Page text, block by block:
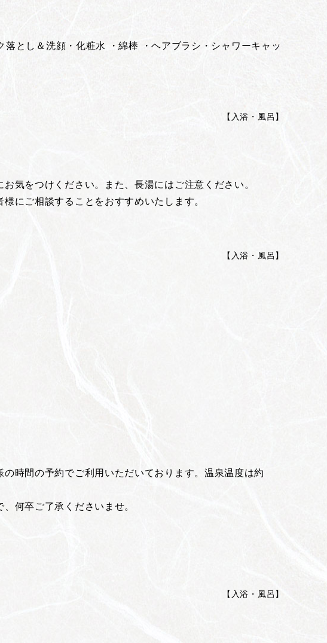
とし＆洗顔・化粧水 ・綿棒 ・ヘアブラシ・シャワーキャッ
【 入浴・風呂 】
気をつけください。また、長湯にはご注意ください。
にご相談することをおすすめいたします。
【 入浴・風呂 】
時間の予約でご利用いただいております。温泉温度は約
何卒ご了承くださいませ。
【 入浴・風呂 】